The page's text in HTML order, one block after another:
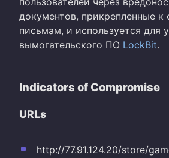
документов, прикрепленные
письмам, и используется для
вымогательского ПО LockBit.
Indicators of Compromise
URLs
http://77.91.124.20/store/